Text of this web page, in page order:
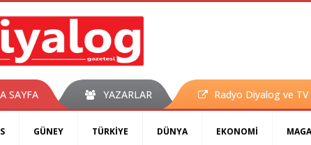
SAYFA YAZARLAR Radyo Diyalog ve TV
GÜNEY TÜRKİYE DÜNYA EKONOMİ